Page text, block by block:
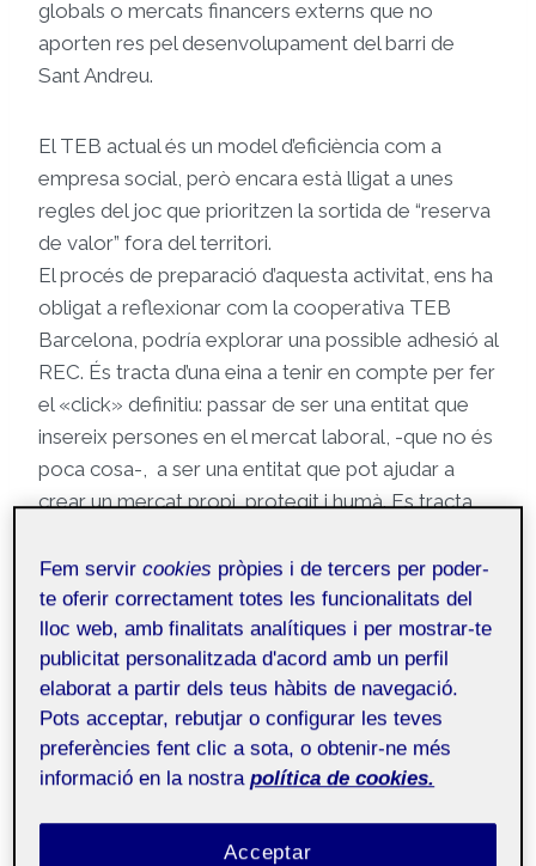
globals o mercats financers externs que no
aporten res pel desenvolupament del barri de
Sant Andreu.
El TEB actual és un model d’eficiència com a
empresa social, però encara està lligat a unes
regles del joc que prioritzen la sortida de “reserva
de valor” fora del territori.
El procés de preparació d’aquesta activitat, ens ha
obligat a reflexionar com la cooperativa TEB
Barcelona, podría explorar una possible adhesió al
REC. És tracta d’una eina a tenir en compte per fer
el «click» definitiu: passar de ser una entitat que
insereix persones en el mercat laboral, -que no és
poca cosa-, a ser una entitat que pot ajudar a
crear un mercat propi, protegit i humà. Es tracta
el valor no resideix en l’acumulació o l’especulació,
sinó en la capacitat de retenir i fer circular la
riquesa dins del barri. En lloc de crear una moneda
de zero, el TEB s’uneix a un ecosistema ja
operatiu a Barcelona per garantir que cada unitat
de valor generada pel treball de les persones amb
discapacitat alimenti el comerç de proximitat al
Eix de Sant Andreu i per cert que comparteix
veïnatge amb la “grama” de Santa Coloma.
Fem servircookies pròpies i de tercers per poder-
te oferir correctament totes les funcionalitats del
lloc web, amb finalitats analítiques i per mostrar-te
publicitat personalitzada d'acord amb un perfil
elaborat a partir dels teus hàbits de navegació.
Pots acceptar, rebutjar o configurar les teves
preferències fent clic a sota, o obtenir-ne més
informació en la nostra política de cookies.
Acceptar